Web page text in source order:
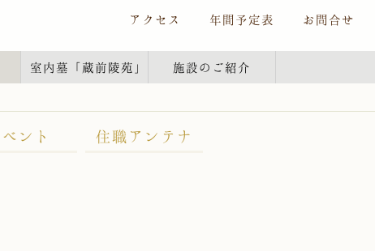
室内墓 「蔵前陵苑」 施設のご紹介
アクセス 年間予定表 お問合せ
ント 住職アンテナ